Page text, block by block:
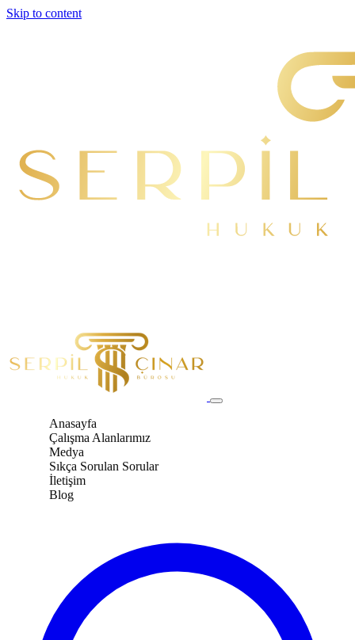
Skip to content
Anasayfa
Çalışma Alanlarımız
Medya
Sıkça Sorulan Sorular
İletişim
Blog